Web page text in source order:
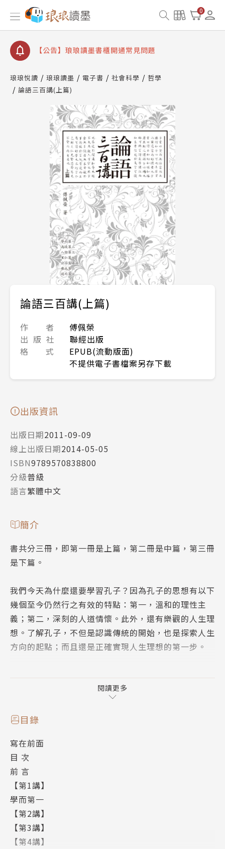
0
【公告】琅琅讀墨數位閱讀資產合併與書櫃開通申請
【公告】琅琅讀墨書櫃開通常見問題
【公告】琅琅讀墨 3 分鐘完成書櫃開通與資產合併申
請圖文教學
查詢
【公告】琅琅讀墨數位閱讀資產合併與書櫃開通申請
琅琅悅讀 琅琅讀墨 電子書 社會科學
哲學
論語三百講(上篇)
論語三百講(上篇)
作 者
傅佩榮
出 版 社
聯經出版
格 式
EPUB(流動版面)
不提供電子書檔案另存下載
出版資訊
出版日期2011-09-09
線上出版日期2014-05-05
ISBN9789570838800
分級普級
語言繁體中文
簡介
書共分三冊，即第一冊是上篇，第二冊是中篇，第三冊
是下篇。
我們今天為什麼還要學習孔子？因為孔子的思想有以下
幾個至今仍然行之有效的特點：第一，溫和的理性主
義；第二，深刻的人道情懷。此外，還有樂觀的人生理
想。了解孔子，不但是認識傳統的開始，也是探索人生
方向的起點；而且還是正確實現人生理想的第一步。
的一部書。它是由孔子的弟子編訂的。有子、曾子等人
的學生負責編輯，所以在《論語》中，他們也被稱作
「子」。「子」就是老師的意思。《論語》中的材料凌
這樣說。本書從《論語》著手，系統地介紹孔子的思
想，把《論語》裡適合青少年朋友、適合初學者的篇章
一一加以介紹。
作者簡介
傅佩榮
閱讀更多
目錄
寫在前面
目 次
前 言
【第1講】
學而第一
【第2講】
【第3講】
【第4講】